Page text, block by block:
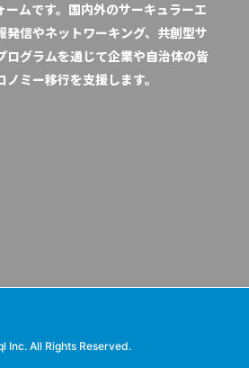
ームです。国内外のサーキュラーエ
発信やネットワーキング、共創型サ
ログラムを通じて企業や自治体の皆
ミー移行を支援します。
Inc. All Rights Reserved.